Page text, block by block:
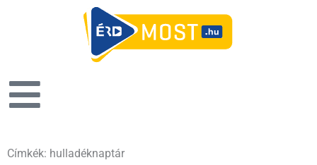
Címkék: hulladéknaptár